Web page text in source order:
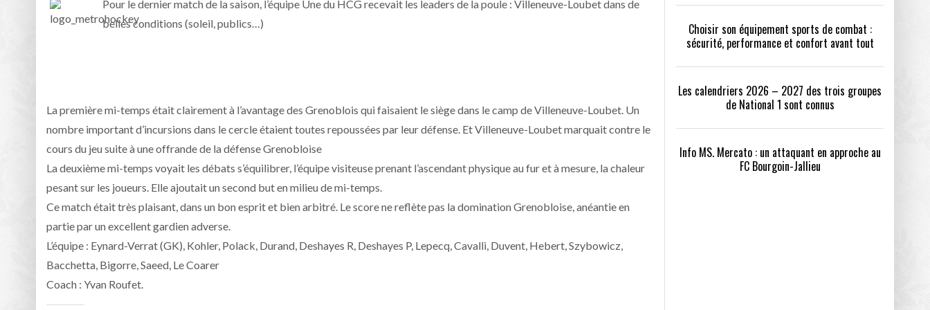
Pour le dernier match de la saison, l’équipe Une du HCG recevait les leaders de la poule : Villeneuve-Loubet dans de
belles conditions (soleil, publics…)
La première mi-temps était clairement à l’avantage des Grenoblois qui faisaient le siège dans le camp de Villeneuve-Loubet. Un
nombre important d’incursions dans le cercle étaient toutes repoussées par leur défense. Et Villeneuve-Loubet marquait contre le
cours du jeu suite à une offrande de la défense Grenobloise
La deuxième mi-temps voyait les débats s’équilibrer, l’équipe visiteuse prenant l’ascendant physique au fur et à mesure, la chaleur
pesant sur les joueurs. Elle ajoutait un second but en milieu de mi-temps.
Ce match était très plaisant, dans un bon esprit et bien arbitré. Le score ne reflète pas la domination Grenobloise, anéantie en
partie par un excellent gardien adverse.
L’équipe : Eynard-Verrat (GK), Kohler, Polack, Durand, Deshayes R, Deshayes P, Lepecq, Cavalli, Duvent, Hebert, Szybowicz,
Bacchetta, Bigorre, Saeed, Le Coarer
Coach : Yvan Roufet.
Choisir son équipement sports de combat :
sécurité, performance et confort avant tout
Les calendriers 2026 – 2027 des trois groupes
de National 1 sont connus
Info MS. Mercato : un attaquant en approche au
FC Bourgoin-Jallieu